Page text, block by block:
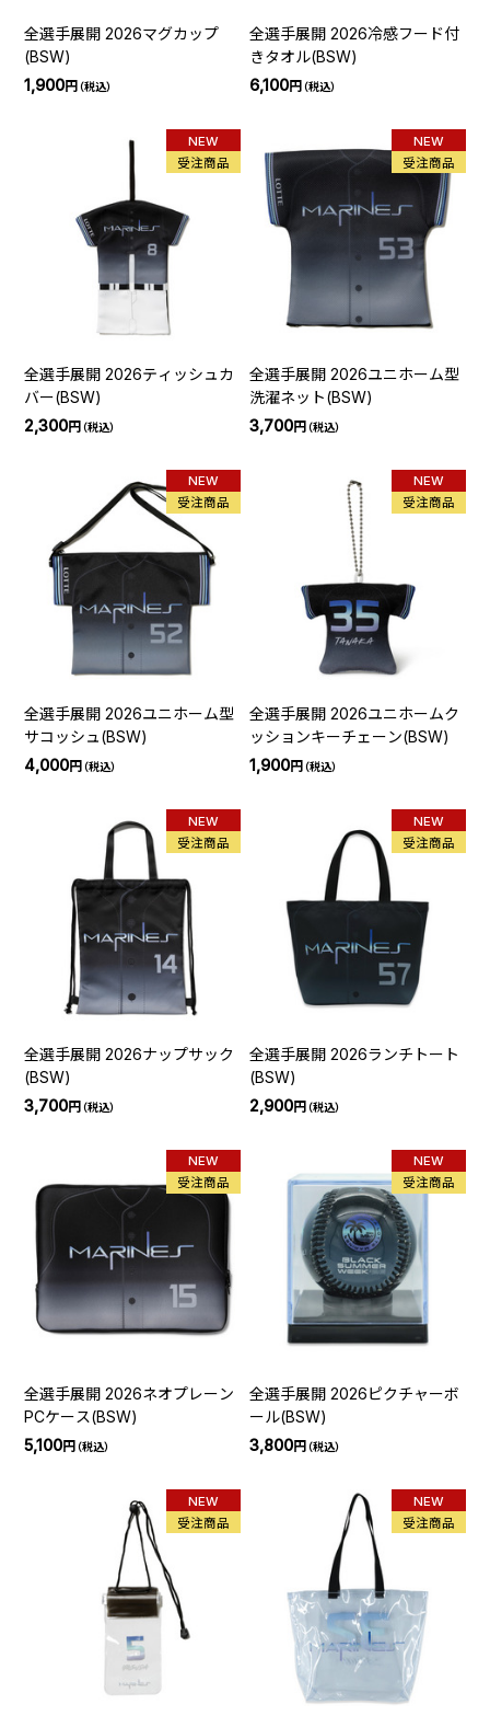
全選手展開 2026マグカップ
(BSW)
1,900円（税込）
全選手展開 2026冷感フード付
きタオル(BSW)
6,100円（税込）
NEW
受注商品
全選手展開 2026ティッシュカ
バー(BSW)
2,300円（税込）
NEW
受注商品
全選手展開 2026ユニホーム型
洗濯ネット(BSW)
3,700円（税込）
NEW
受注商品
全選手展開 2026ユニホーム型
サコッシュ(BSW)
4,000円（税込）
NEW
受注商品
全選手展開 2026ユニホームク
ッションキーチェーン(BSW)
1,900円（税込）
NEW
受注商品
全選手展開 2026ナップサック
(BSW)
3,700円（税込）
NEW
受注商品
全選手展開 2026ランチトート
(BSW)
2,900円（税込）
NEW
受注商品
全選手展開 2026ネオプレーン
PCケース(BSW)
5,100円（税込）
NEW
受注商品
全選手展開 2026ピクチャーボ
ール(BSW)
3,800円（税込）
NEW
受注商品
NEW
受注商品